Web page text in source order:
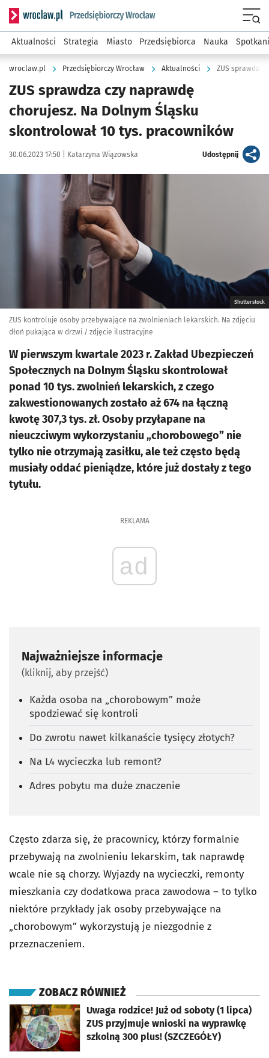
Serwis informacyjny wroclaw.pl podserwis: Strategia
Aktualności Strategia Miasto Przedsiębiorca Nauka
wroclaw.pl Przedsiębiorczy Wrocław Aktualności
ZUS sprawdza czy naprawdę
chorujesz. Na Dolnym Śląsku
skontrolował 10 tys. pracowników
Data publikacji:
30.06.2023 17:50 | Autor:
Katarzyna Wiązowska Udostępnijartykuł
Kliknij, aby powiększyć
Shutterstock
ZUS kontroluje osoby przebywające na zwolnieniach lekarskich. Na zdjęciu
dłoń pukająca w drzwi / zdjęcie ilustracyjne
W pierwszym kwartale 2023 r. Zakład Ubezpieczeń
Społecznych na Dolnym Śląsku skontrolował
ponad 10 tys. zwolnień lekarskich, z czego
zakwestionowanych zostało aż 674 na łączną
kwotę 307,3 tys. zł. Osoby przyłapane na
nieuczciwym wykorzystaniu „chorobowego” nie
tylko nie otrzymają zasiłku, ale też często będą
musiały oddać pieniądze, które już dostały z tego
tytułu.
REKLAMA
ad
Najważniejsze informacje
(kliknij, aby przejść)
Każda osoba na „chorobowym” może
spodziewać się kontroli
Do zwrotu nawet kilkanaście tysięcy złotych?
Na L4 wycieczka lub remont?
Adres pobytu ma duże znaczenie
Często zdarza się, że pracownicy, którzy formalnie
przebywają na zwolnieniu lekarskim, tak naprawdę
wcale nie są chorzy. Wyjazdy na wycieczki, remonty
mieszkania czy dodatkowa praca zawodowa – to tylko
niektóre przykłady jak osoby przebywające na
„chorobowym” wykorzystują je niezgodnie z
przeznaczeniem.
ZOBACZ RÓWNIEŻ
Uwaga rodzice! Już od soboty (1 lipca)
ZUS przyjmuje wnioski na wyprawkę
szkolną 300 plus! (SZCZEGÓŁY)
otworzy się w nowej karcie